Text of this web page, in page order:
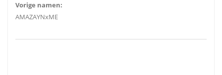
Vorige namen:
AMAZAYNxME